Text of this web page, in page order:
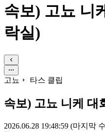
속보) 고뇨 니
락실)
고뇨 타스 클립
속보) 고뇨 니케 대
2026.06.28 19:48:59 (마지막